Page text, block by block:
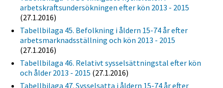
arbetskraftsundersökningen efter kön 2013 - 2015
(27.1.2016)
Tabellbilaga 45. Befolkning i åldern 15-74 år efter
arbetsmarknadsställning och kön 2013 - 2015
(27.1.2016)
Tabellbilaga 46. Relativt sysselsättningstal efter kön
och ålder 2013 - 2015 (27.1.2016)
Tabellbilaga 47. Sysselsatta i åldern 15-74 år efter